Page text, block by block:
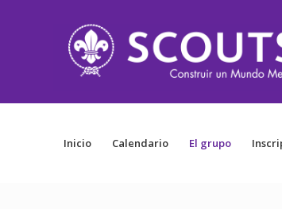
Inicio Calendario El grupo